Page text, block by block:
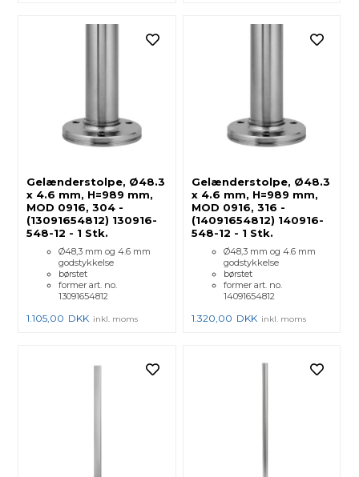
Gelænderstolpe, Ø48.3
x 4.6 mm, H=989 mm,
MOD 0916, 304 -
(13091654812) 130916-
548-12 - 1 Stk.
Ø48,3 mm og 4.6 mm
godstykkelse
børstet
former art. no.
13091654812
1.105,00 DKK inkl. moms
Gelænderstolpe, Ø48.3
x 4.6 mm, H=989 mm,
MOD 0916, 316 -
(14091654812) 140916-
548-12 - 1 Stk.
Ø48,3 mm og 4.6 mm
godstykkelse
børstet
former art. no.
14091654812
1.320,00 DKK inkl. moms